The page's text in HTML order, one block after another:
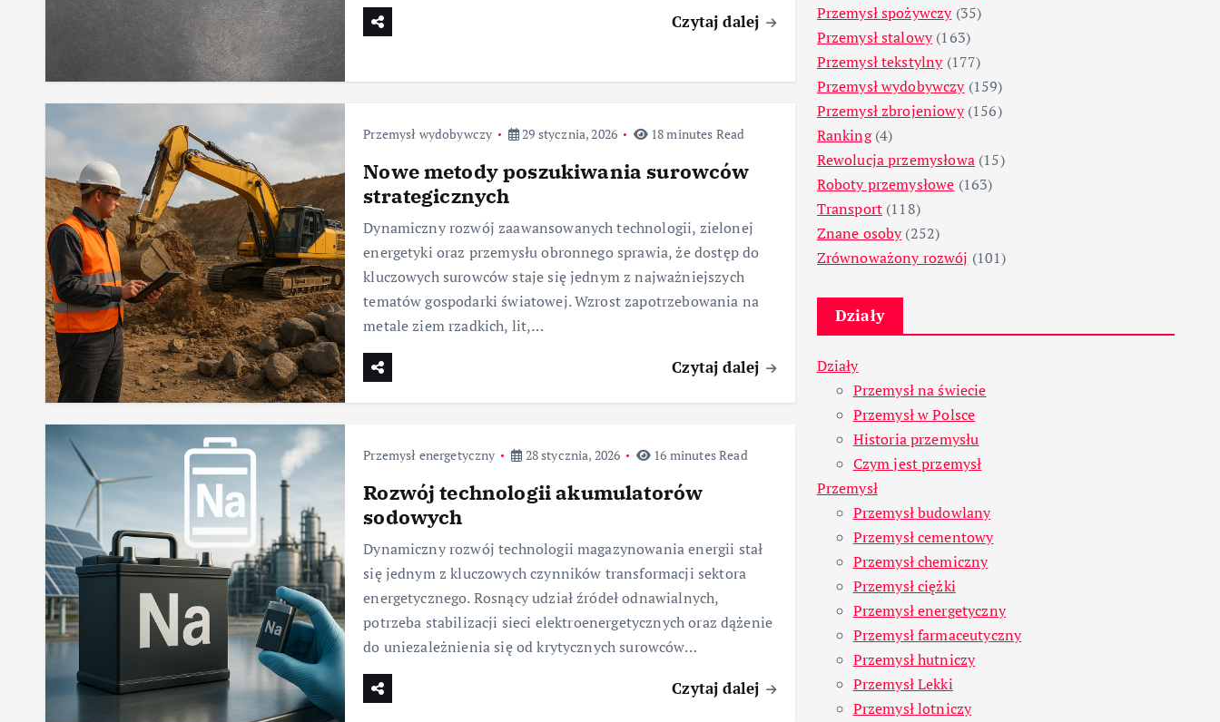
Czytaj dalej
Przemysł wydobywczy 29 stycznia, 2026 18 minutes Read
Nowe metody poszukiwania surowców
strategicznych
Dynamiczny rozwój zaawansowanych technologii, zielonej
energetyki oraz przemysłu obronnego sprawia, że dostęp do
kluczowych surowców staje się jednym z najważniejszych
tematów gospodarki światowej. Wzrost zapotrzebowania na
metale ziem rzadkich, lit,…
Czytaj dalej
Przemysł energetyczny 28 stycznia, 2026 16 minutes Read
Rozwój technologii akumulatorów
sodowych
Dynamiczny rozwój technologii magazynowania energii stał
się jednym z kluczowych czynników transformacji sektora
energetycznego. Rosnący udział źródeł odnawialnych,
potrzeba stabilizacji sieci elektroenergetycznych oraz dążenie
do uniezależnienia się od krytycznych surowców…
Czytaj dalej
Przemysł spożywczy(35)
Przemysł stalowy(163)
Przemysł tekstylny(177)
Przemysł wydobywczy(159)
Przemysł zbrojeniowy(156)
Ranking(4)
Rewolucja przemysłowa(15)
Roboty przemysłowe (163)
Transport (118)
Znane osoby(252)
Zrównoważony rozwój (101)
Działy
Działy
Przemysł na świecie
Przemysł w Polsce
Historia przemysłu
Czym jest przemysł
Przemysł
Przemysł budowlany
Przemysł cementowy
Przemysł chemiczny
Przemysł ciężki
Przemysł energetyczny
Przemysł farmaceutyczny
Przemysł hutniczy
Przemysł Lekki
Przemysł lotniczy